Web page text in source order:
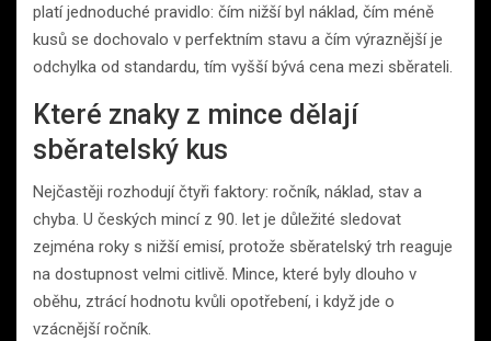
platí jednoduché pravidlo: čím nižší byl náklad, čím méně
kusů se dochovalo v perfektním stavu a čím výraznější je
odchylka od standardu, tím vyšší bývá cena mezi sběrateli.
Které znaky z mince dělají
sběratelský kus
Nejčastěji rozhodují čtyři faktory: ročník, náklad, stav a
chyba. U českých mincí z 90. let je důležité sledovat
zejména roky s nižší emisí, protože sběratelský trh reaguje
na dostupnost velmi citlivě. Mince, které byly dlouho v
oběhu, ztrácí hodnotu kvůli opotřebení, i když jde o
vzácnější ročník.